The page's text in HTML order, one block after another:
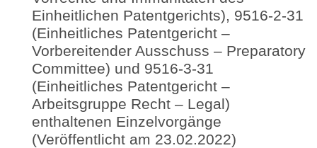
Einheitlichen Patentgerichts), 9516-2-31
(Einheitliches Patentgericht –
Vorbereitender Ausschuss – Preparatory
Committee) und 9516-3-31
(Einheitliches Patentgericht –
Arbeitsgruppe Recht – Legal)
enthaltenen Einzelvorgänge
(Veröffentlicht am 23.02.2022)